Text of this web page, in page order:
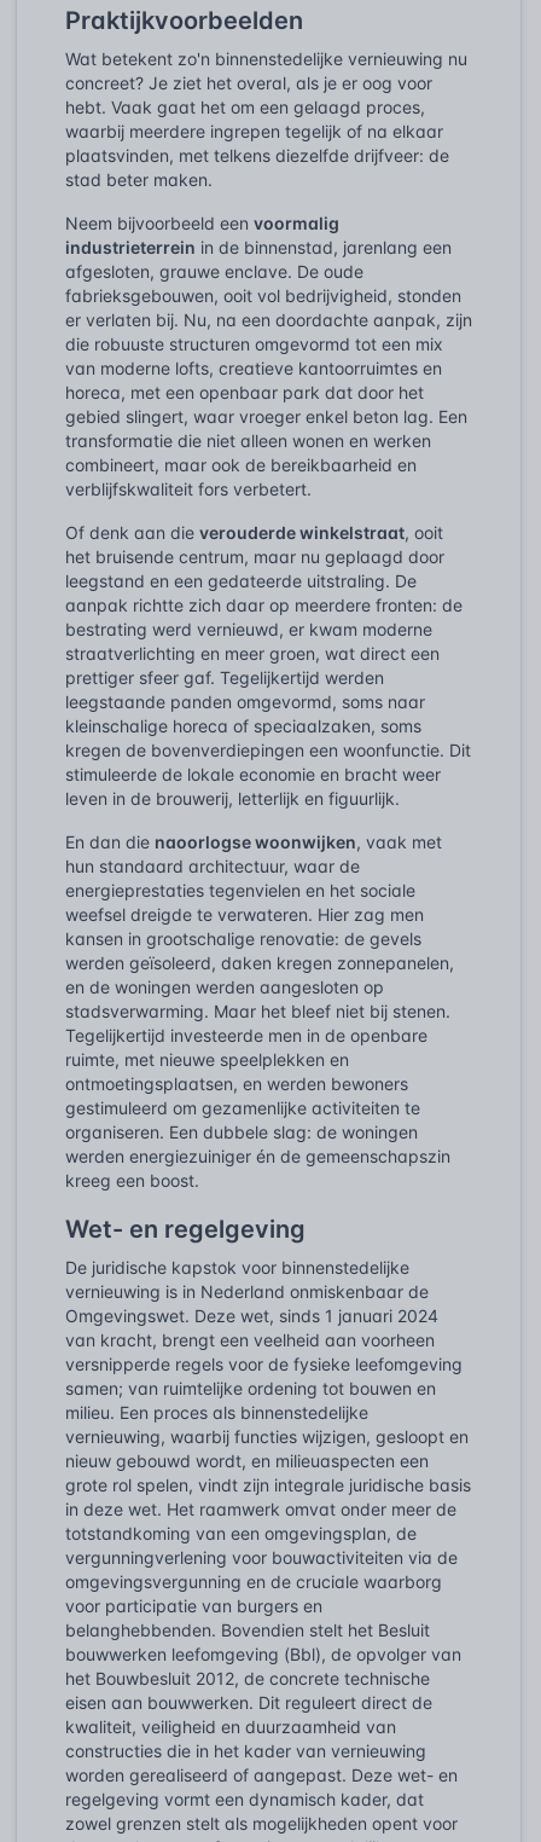
Praktijkvoorbeelden
Wat betekent zo'n binnenstedelijke vernieuwing nu
concreet? Je ziet het overal, als je er oog voor
hebt. Vaak gaat het om een gelaagd proces,
waarbij meerdere ingrepen tegelijk of na elkaar
plaatsvinden, met telkens diezelfde drijfveer: de
stad beter maken.
Neem bijvoorbeeld een voormalig
industrieterrein in de binnenstad, jarenlang een
afgesloten, grauwe enclave. De oude
fabrieksgebouwen, ooit vol bedrijvigheid, stonden
er verlaten bij. Nu, na een doordachte aanpak, zijn
die robuuste structuren omgevormd tot een mix
van moderne lofts, creatieve kantoorruimtes en
horeca, met een openbaar park dat door het
gebied slingert, waar vroeger enkel beton lag. Een
transformatie die niet alleen wonen en werken
combineert, maar ook de bereikbaarheid en
verblijfskwaliteit fors verbetert.
Of denk aan die verouderde winkelstraat, ooit
het bruisende centrum, maar nu geplaagd door
leegstand en een gedateerde uitstraling. De
aanpak richtte zich daar op meerdere fronten: de
bestrating werd vernieuwd, er kwam moderne
straatverlichting en meer groen, wat direct een
prettiger sfeer gaf. Tegelijkertijd werden
leegstaande panden omgevormd, soms naar
kleinschalige horeca of speciaalzaken, soms
kregen de bovenverdiepingen een woonfunctie. Dit
stimuleerde de lokale economie en bracht weer
leven in de brouwerij, letterlijk en figuurlijk.
En dan die naoorlogse woonwijken, vaak met
hun standaard architectuur, waar de
energieprestaties tegenvielen en het sociale
weefsel dreigde te verwateren. Hier zag men
kansen in grootschalige renovatie: de gevels
werden geïsoleerd, daken kregen zonnepanelen,
en de woningen werden aangesloten op
stadsverwarming. Maar het bleef niet bij stenen.
Tegelijkertijd investeerde men in de openbare
ruimte, met nieuwe speelplekken en
ontmoetingsplaatsen, en werden bewoners
gestimuleerd om gezamenlijke activiteiten te
organiseren. Een dubbele slag: de woningen
werden energiezuiniger én de gemeenschapszin
kreeg een boost.
Wet- en regelgeving
De juridische kapstok voor binnenstedelijke
vernieuwing is in Nederland onmiskenbaar de
Omgevingswet. Deze wet, sinds 1 januari 2024
van kracht, brengt een veelheid aan voorheen
versnipperde regels voor de fysieke leefomgeving
samen; van ruimtelijke ordening tot bouwen en
milieu. Een proces als binnenstedelijke
vernieuwing, waarbij functies wijzigen, gesloopt en
nieuw gebouwd wordt, en milieuaspecten een
grote rol spelen, vindt zijn integrale juridische basis
in deze wet. Het raamwerk omvat onder meer de
totstandkoming van een omgevingsplan, de
vergunningverlening voor bouwactiviteiten via de
omgevingsvergunning en de cruciale waarborg
voor participatie van burgers en
belanghebbenden. Bovendien stelt het Besluit
bouwwerken leefomgeving (Bbl), de opvolger van
het Bouwbesluit 2012, de concrete technische
eisen aan bouwwerken. Dit reguleert direct de
kwaliteit, veiligheid en duurzaamheid van
constructies die in het kader van vernieuwing
worden gerealiseerd of aangepast. Deze wet- en
regelgeving vormt een dynamisch kader, dat
zowel grenzen stelt als mogelijkheden opent voor